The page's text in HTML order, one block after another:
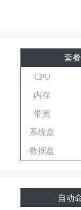
套
CPU
内存
带宽
系统盘
数据盘
自动